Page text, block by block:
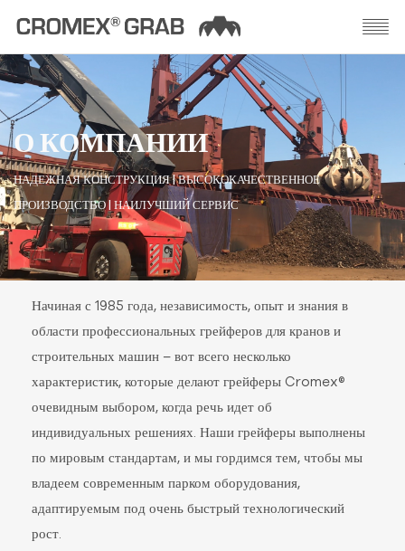
О КОМПАНИИ
НАДЕЖНАЯ КОНСТРУКЦИЯ | ВЫСОКОКАЧЕСТВЕННОЕ
ПРОИЗВОДСТВО | НАИЛУЧШИЙ СЕРВИС
Начиная с 1985 года, независимость, опыт и знания в
области профессиональных грейферов для кранов и
строительных машин – вот всего несколько
характеристик, которые делают грейферы Cromex®
очевидным выбором, когда речь идет об
индивидуальных решениях. Наши грейферы выполнены
по мировым стандартам, и мы гордимся тем, чтобы мы
владеем современным парком оборудования,
адаптируемым под очень быстрый технологический
рост.